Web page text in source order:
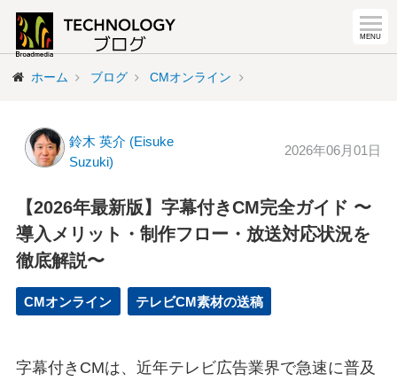
ホーム ブログ CMオンライン
鈴木 英介 (Eisuke
Suzuki)
2026年06月01日
【2026年最新版】字幕付きCM完全ガイド 〜
導入メリット・制作フロー・放送対応状況を
徹底解説〜
CMオンライン テレビCM素材の送稿
字幕付きCMは、近年テレビ広告業界で急速に普及